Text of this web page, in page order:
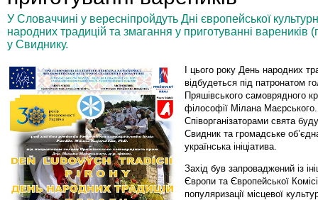
У Словаччині у вересніпройдуть Дні європейської
народних традицій та змагання у приготуванні вареників
у Свиднику.
І цього року День народних
відбудеться під патронатом
Пряшівського самоврядного
філософії Мілана Маєрського.
Співорганізаторами свята
Свидник та громадське
українська ініціатива.
Захід був запроваджений із
Європи та Європейської
популяризації місцевої